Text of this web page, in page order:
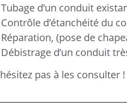
Tubage d’un conduit
Contrôle d’étanchéité du
Réparation, (pose de
Débistrage d’un conduit
pas à les consulter !